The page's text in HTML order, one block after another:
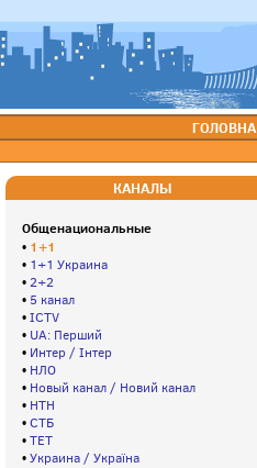
ГОЛОВНА
КАНАЛЫ
Общенациональные
• 1+1
• 1+1 Украина
•2+2
• 5 канал
•ICTV
• UA: Перший
• Интер / Інтер
• НЛО
• Новый канал / Новий канал
• НТН
•СТБ
•ТЕТ
•Украина / Україна